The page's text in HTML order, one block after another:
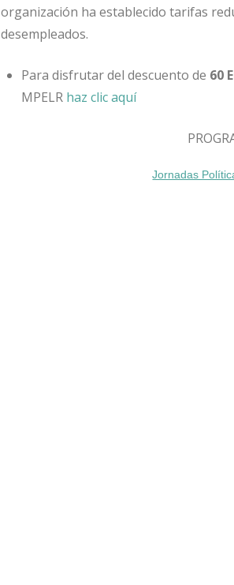
organización ha establecido tarifas
desempleados.
Para disfrutar del descuento de 60
MPELR haz clic aquí
Jornadas